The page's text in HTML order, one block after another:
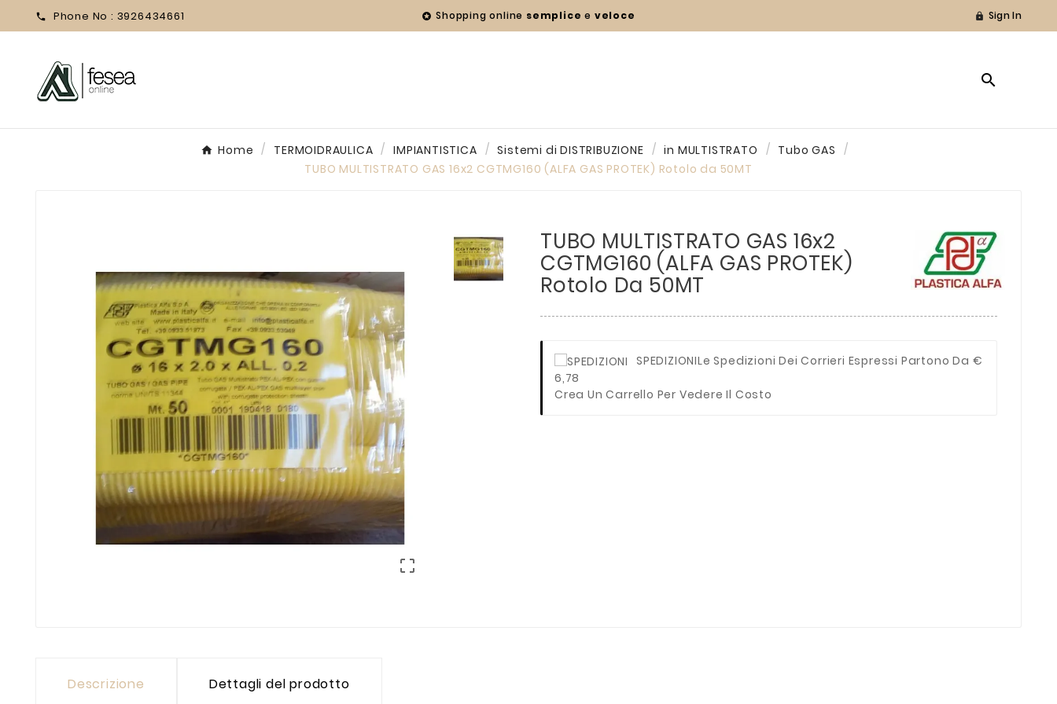
 Phone No : 3926434661  Shopping online semplice e veloce  Sign In

Home TERMOIDRAULICA IMPIANTISTICA Sistemi di DISTRIBUZIONE in MULTISTRATO
Tubo GAS
TUBO MULTISTRATO GAS 16x2 CGTMG160 (ALFA GAS PROTEK) Rotolo da 50MT

TUBO MULTISTRATO GAS 16x2
CGTMG160 (ALFA GAS PROTEK)
Rotolo Da 50MT
SPEDIZIONILe Spedizioni Dei Corrieri Espressi Partono Da €
6,78
Crea Un Carrello Per Vedere Il Costo
Descrizione Dettagli del prodotto